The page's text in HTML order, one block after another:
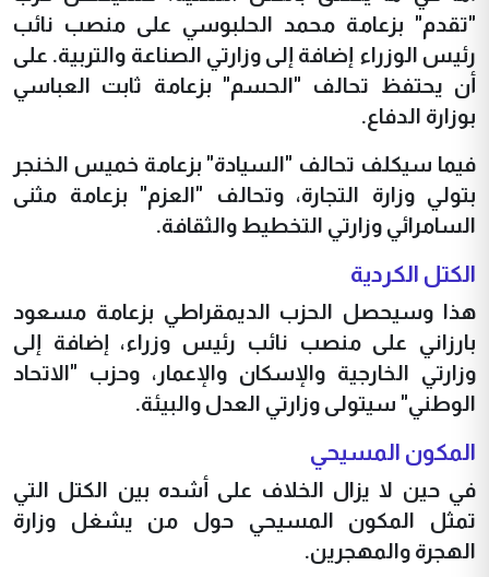
"تقدم" بزعامة محمد الحلبوسي على منصب نائب
رئيس الوزراء إضافة إلى وزارتي الصناعة والتربية. على
أن يحتفظ تحالف "الحسم" بزعامة ثابت العباسي
بوزارة الدفاع.
فيما سيكلف تحالف "السيادة" بزعامة خميس الخنجر
بتولي وزارة التجارة، وتحالف "العزم" بزعامة مثنى
السامرائي وزارتي التخطيط والثقافة.
الكتل الكردية
هذا وسيحصل الحزب الديمقراطي بزعامة مسعود
بارزاني على منصب نائب رئيس وزراء، إضافة إلى
وزارتي الخارجية والإسكان والإعمار، وحزب "الاتحاد
الوطني" سيتولى وزارتي العدل والبيئة.
المكون المسيحي
في حين لا يزال الخلاف على أشده بين الكتل التي
تمثل المكون المسيحي حول من يشغل وزارة
الهجرة والمهجرين.